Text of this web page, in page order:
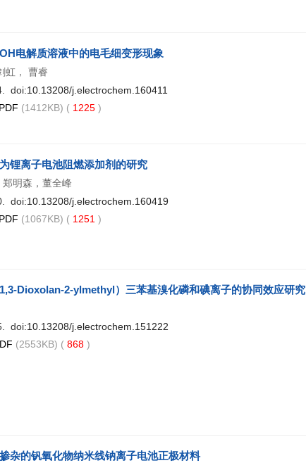
电解质溶液中的电毛细变形现象
虹， 曹睿
doi:10.13208/j.electrochem.160411
(1412KB) ( 1225 )
锂离子电池阻燃添加剂的研究
明森，董全峰
doi:10.13208/j.electrochem.160419
(1067KB) ( 1251 )
Dioxolan-2-ylmethyl）三苯基溴化磷和碘离子的协同效应研究
doi:10.13208/j.electrochem.151222
(2553KB) ( 868 )
杂的钒氧化物纳米线钠离子电池正极材料